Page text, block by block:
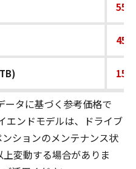
タに基づく参考価格で
エンドモデルは、ドライブ
ションのメンテナンス状
変動する場合がありま